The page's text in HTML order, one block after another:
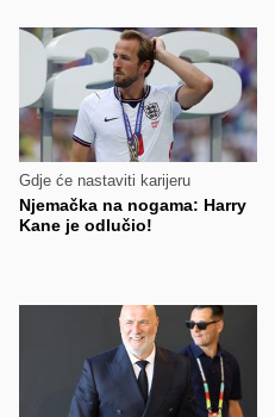
Gdje će nastaviti karijeru
Njemačka na nogama: Harry
Kane je odlučio!